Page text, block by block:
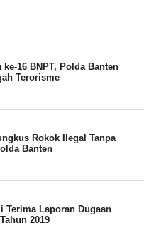
PC Bhayangkari
memberikan salam
kepada pejabat
16 BNPT, Polda Banten
Terorisme
Rokok Ilegal Tanpa
Banten
Terima Laporan Dugaan
2019